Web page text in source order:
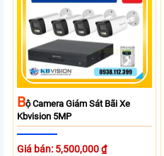
BỘ Camera Giám Sát Bãi Xe
Kbvision 5MP
Giá bán: 5,500,000 ₫